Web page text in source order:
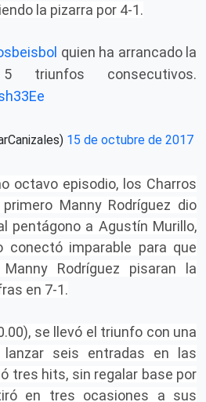
la pizarra por 4-1.
quien ha arrancado la
triunfos consecutivos.
15 de octubre de 2017
octavo episodio, los Charros
Manny Rodríguez dio
pentágono a Agustín Murillo,
conectó imparable para que
Rodríguez pisaran la
en 7-1.
se llevó el triunfo con una
lanzar seis entradas en las
tres hits, sin regalar base por
en tres ocasiones a sus